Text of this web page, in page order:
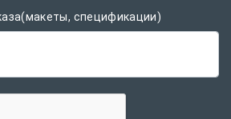
спецификации)